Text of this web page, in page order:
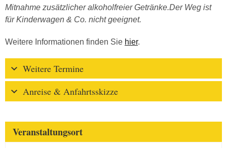
Mitnahme zusätzlicher alkoholfreier Getränke.Der Weg ist
für Kinderwagen & Co. nicht geeignet.
Weitere Informationen finden Sie hier.
Weitere Termine
Anreise & Anfahrtsskizze
Veranstaltungsort